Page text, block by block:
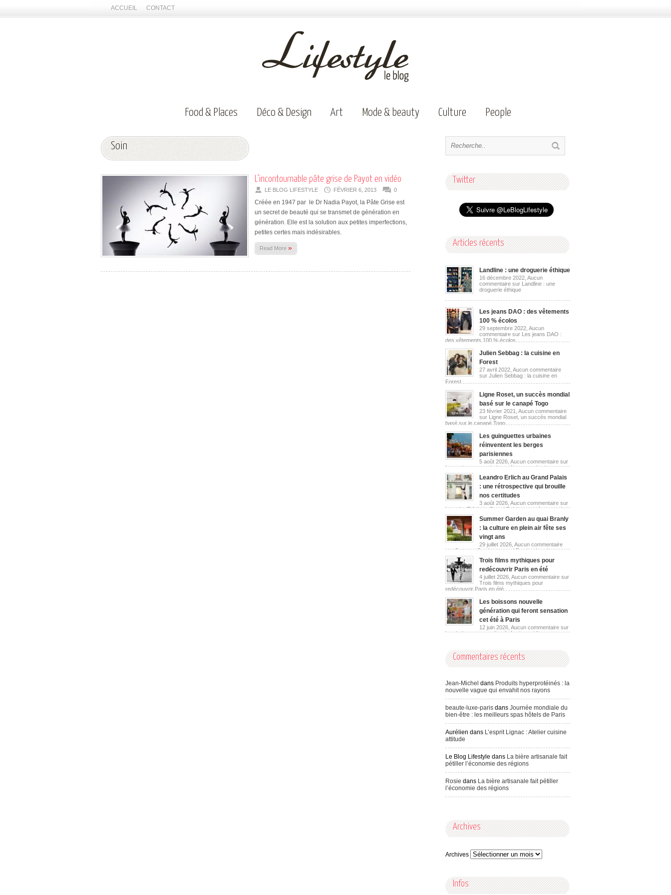
ACCUEIL CONTACT
Food & Places Déco & Design Art Mode & beauty Culture People
Soin
L’incontournable pâte grise de Payot en vidéo
LE BLOG LIFESTYLE FÉVRIER 6, 2013 0
Créée en 1947 par le Dr Nadia Payot, la Pâte Grise est
un secret de beauté qui se transmet de génération en
génération. Elle est la solution aux petites imperfections,
petites certes mais indésirables.
Read More »
Twitter
Articles récents
Landline : une droguerie éthique
16 décembre 2022, Aucun
commentaire sur Landline : une
droguerie éthique
Les jeans DAO : des vêtements
100 % écolos
29 septembre 2022, Aucun
commentaire sur Les jeans DAO :
des vêtements 100 % écolos
Julien Sebbag : la cuisine en
Forest
27 avril 2022, Aucun commentaire
sur Julien Sebbag : la cuisine en
Forest
Ligne Roset, un succès mondial
basé sur le canapé Togo
23 février 2021, Aucun commentaire
sur Ligne Roset, un succès mondial
basé sur le canapé Togo
Les guinguettes urbaines
réinventent les berges
parisiennes
5 août 2026, Aucun commentaire sur
Les guinguettes urbaines réinventent les berges
parisiennes
Leandro Erlich au Grand Palais
: une rétrospective qui brouille
nos certitudes
3 août 2026, Aucun commentaire sur
Leandro Erlich au Grand Palais : une rétrospective
qui brouille nos certitudes
Summer Garden au quai Branly
: la culture en plein air fête ses
vingt ans
29 juillet 2026, Aucun commentaire
sur Summer Garden au quai Branly : la culture en
plein air fête ses vingt ans
Trois films mythiques pour
redécouvrir Paris en été
4 juillet 2026, Aucun commentaire sur
Trois films mythiques pour
redécouvrir Paris en été
Les boissons nouvelle
génération qui feront sensation
cet été à Paris
12 juin 2026, Aucun commentaire sur
Les boissons nouvelle génération qui feront
Commentaires récents
Jean-Michel dans Produits hyperprotéinés : la
nouvelle vague qui envahit nos rayons
beaute-luxe-paris dans Journée mondiale du
bien-être : les meilleurs spas hôtels de Paris
Aurélien dans L’esprit Lignac : Atelier cuisine
attitude
Le Blog Lifestyle dans La bière artisanale fait
pétiller l’économie des régions
Rosie dans La bière artisanale fait pétiller
l’économie des régions
Archives
Archives
Infos